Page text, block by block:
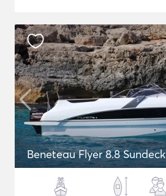
Beneteau Flyer 8.8 Sundeck